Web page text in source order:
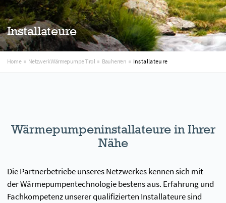
Installateure
Home Netzwerk Wärmepumpe Tirol Bauherren Installateure
Wärmepumpeninstallateure in Ihrer
Nähe
Die Partnerbetriebe unseres Netzwerkes kennen sich mit
der Wärmepumpentechnologie bestens aus. Erfahrung und
Fachkompetenz unserer qualifizierten Installateure sind